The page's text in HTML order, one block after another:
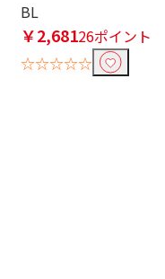
BL
￥2,68126ポイント
☆☆☆☆☆